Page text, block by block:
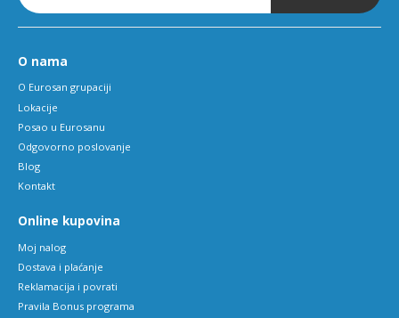
O nama
O Eurosan grupaciji
Lokacije
Posao u Eurosanu
Odgovorno poslovanje
Blog
Kontakt
Online kupovina
Moj nalog
Dostava i plaćanje
Reklamacija i povrati
Pravila Bonus programa